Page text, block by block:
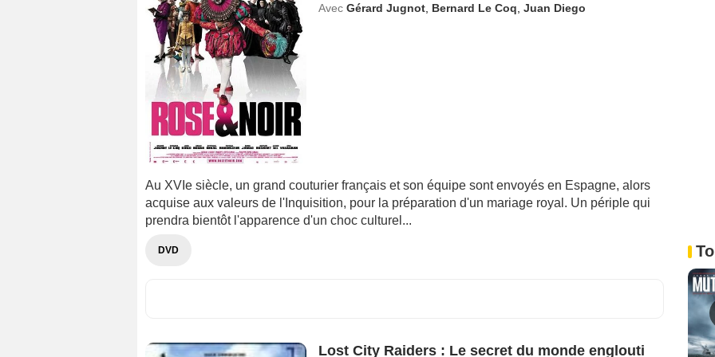
Avec Gérard Jugnot, Bernard Le Coq Juan Diego
Au XVIe siècle, un grand couturier français et son équipe sont envoyés en Espagne, alors
acquise aux valeurs de l'Inquisition, pour la préparation d'un mariage royal. Un périple qui
prendra bientôt l'apparence d'un choc culturel...
DVD
Lost City Raiders : Le secret du monde englouti